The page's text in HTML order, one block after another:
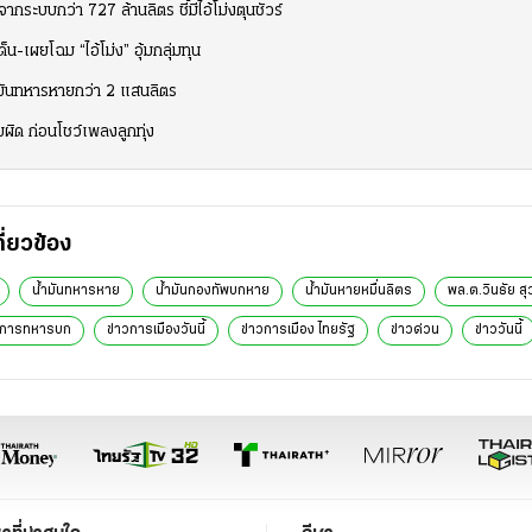
กระบบกว่า 727 ล้านลิตร ชี้มีไอ้โม่งตุนชัวร์
-เผยโฉม “ไอ้โม่ง” อุ้มกลุ่มทุน
นทหารหายกว่า 2 แสนลิตร
ด ก่อนโชว์เพลงลูกทุ่ง
ยวข้อง
น้ำมันทหารหาย น้ำมันกองทัพบกหาย น้ำมันหายหมื่นลิตร พล.ต.วินธัย สุ
ารทหารบก ข่าวการเมืองวันนี้ ข่าวการเมือง ไทยรัฐ ข่าวด่วน ข่าววันนี้